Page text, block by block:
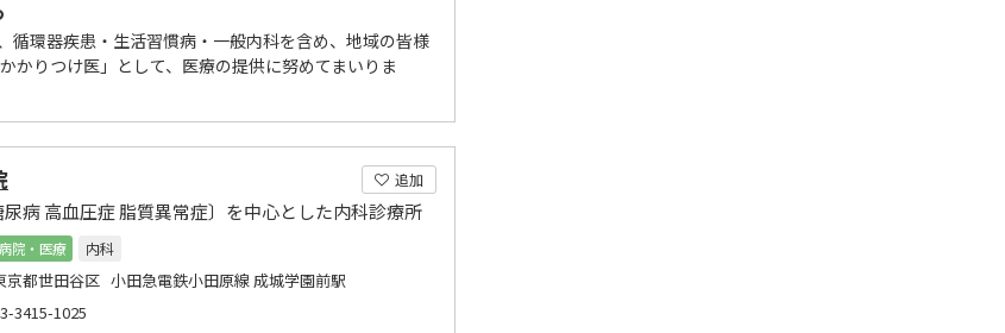
循環器疾患・生活習慣病・一般内科を含め、地域の皆様
かりつけ医」として、医療の提供に努めてまいりま
追加
病 高血圧症 脂質異常症〕を中心とした内科診療所
院・医療
内科
京都世田谷区 小田急電鉄小田原線 成城学園前駅
3415-1025